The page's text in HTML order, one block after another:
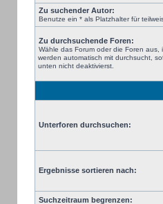
Zu suchender Autor:
Benutze ein * als Platzhalter für
Zu durchsuchende Foren:
Wähle das Forum oder die Foren
werden automatisch mit durchsucht,
unten nicht deaktivierst.
Unterforen durchsuchen:
Ergebnisse sortieren nach:
Suchzeitraum begrenzen: